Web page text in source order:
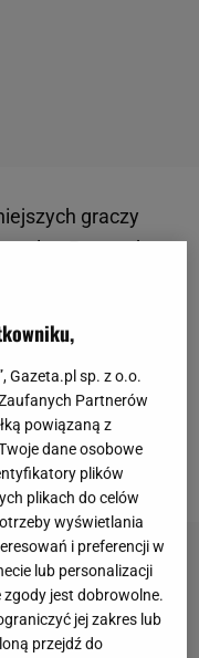
graczy
lat. Przygodę z
roku, a pierwszą
W latach 1998-
wLidze
juniorskim w
i świata
na kolejne.
Gazeta.pl sp. z o.o.
Partnerów
powiązaną z
dane osobowe
plików
plikach do celów
wyświetlania
i preferencji w
lub personalizacji
jest dobrowolne.
jej zakres lub
przejdź do